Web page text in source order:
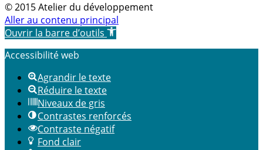
© 2015 Atelier du développement
Aller au contenu principal
Ouvrir la barre d’outils
Accessibilité web
Agrandir le texte
Réduire le texte
Niveaux de gris
Contrastes renforcés
Contraste négatif
Fond clair